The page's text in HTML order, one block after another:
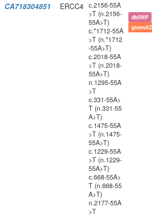
CA718304851 ERCC4 c.2156-55A
>T (n.2156-
55A>T)
c.*1712-55A
>T (n.*1712
-55A>T)
c.2018-55A
>T (n.2018-
55A>T)
n.1295-55A
>T
c.331-55A>
T (n.331-55
A>T)
c.1475-55A
>T (n.1475-
55A>T)
c.1229-55A
>T (n.1229-
55A>T)
c.668-55A>
T (n.668-55
A>T)
n.2177-55A
>T
dbSNP